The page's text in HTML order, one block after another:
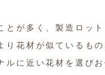
とが多く、製造ロッ
り花材が似ているも
ルに近い花材を選び